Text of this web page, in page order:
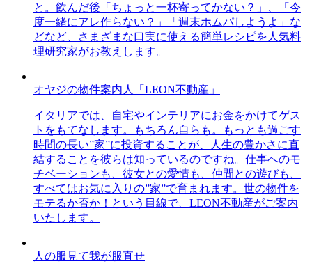
と。飲んだ後「ちょっと一杯寄ってかない？」、「今
度一緒にアレ作らない？」「週末ホムパしようよ」な
どなど、さまざまな口実に使える簡単レシピを人気料
理研究家がお教えします。
オヤジの物件案内人「LEON不動産」
イタリアでは、自宅やインテリアにお金をかけてゲス
トをもてなします。もちろん自らも。もっとも過ごす
時間の長い”家”に投資することが、人生の豊かさに直
結することを彼らは知っているのですね。仕事へのモ
チベーションも、彼女との愛情も、仲間との遊びも、
すべてはお気に入りの”家”で育まれます。世の物件を
モテるか否か！という目線で、LEON不動産がご案内
いたします。
人の服見て我が服直せ